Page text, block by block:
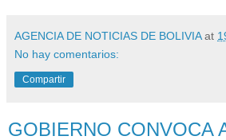
AGENCIA DE NOTICIAS DE BOLIVIA at
No hay comentarios:
Compartir
GOBIERNO CONVOCA